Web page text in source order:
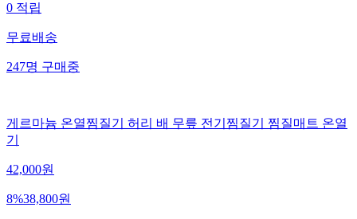
0 적립
무료배송
247명 구매중
게르마늄 온열찜질기 허리 배 무릎 전기찜질기 찜질매트 온열
기
42,000원
8%38,800원